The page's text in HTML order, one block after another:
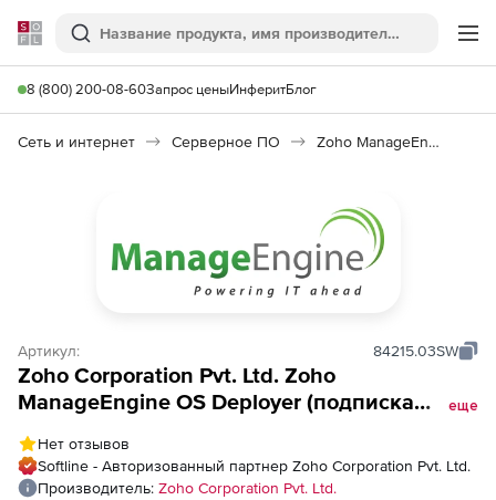
Softline
Поиск
8 (800) 200-08-60Запрос ценыИнферитБлог
Сеть и интернет Серверное ПО Zoho ManageEngine OS Deployer
Артикул: 84215.03SW
Zoho Corporation Pvt. Ltd. Zoho
ManageEngine OS Deployer (подписка
Workstations
еще
Нет отзывов
Softline - Авторизованный партнер Zoho Corporation Pvt. Ltd.
Производитель: Zoho Corporation Pvt. Ltd.